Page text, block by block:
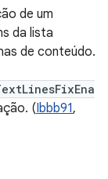
de um
da lista
de conteúdo.
(Ibbb91,